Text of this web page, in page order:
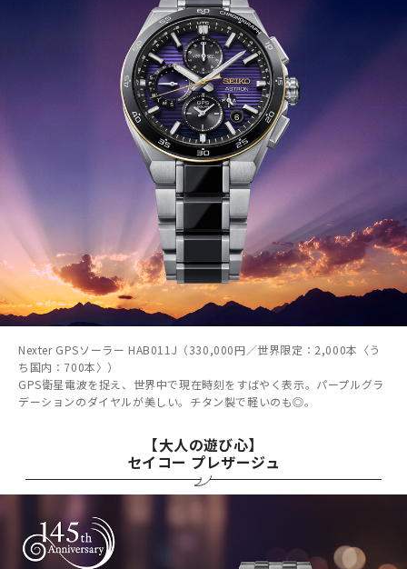
Nexter GPSソーラー HAB011J（330,000円／世界限定：2,000本〈う
ち国内：700本〉）
GPS衛星電波を捉え、世界中で現在時刻をすばやく表示。パープルグラ
デーションのダイヤルが美しい。チタン製で軽いのも◎。
【大人の遊び心】
セイコー プレザージュ